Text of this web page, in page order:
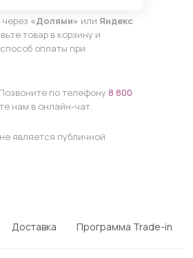
«Долями» или Яндекс
товар в корзину и
оплаты при
по телефону 8 800
нам в онлайн-чат.
является публичной
Доставка Программа Trade-in